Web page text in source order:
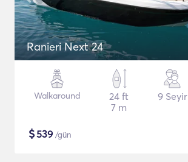
Ranieri Next 24
Walkaround
24 ft
7 m
9 Seyir
$539 /gün